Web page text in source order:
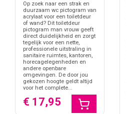
Op zoek naar een strak en
duurzaam wc pictogram van
acrylaat voor een toiletdeur
of wand? Dit toiletdeur
pictogram man vrouw geeft
direct duidelijkheid en zorgt
tegelijk voor een nette,
professionele uitstraling in
sanitaire ruimtes, kantoren,
horecagelegenheden en
andere openbare
omgevingen. De door jou
gekozen hoogte geldt altijd
voor het complete...
€ 17,95